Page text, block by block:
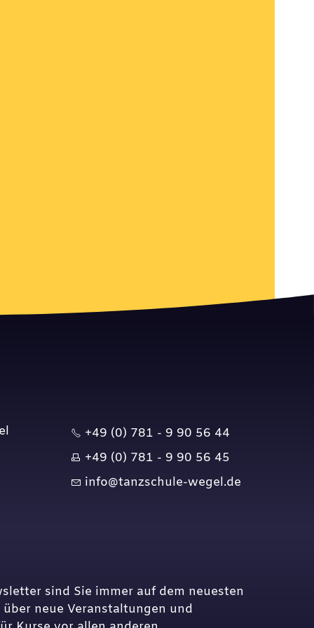
+49 (0) 781 - 9 90 56 44
+49 (0) 781 - 9 90 56 45
nf
t nzsch l -w g l d
sind Sie immer auf dem neuesten
neue Veranstaltungen und